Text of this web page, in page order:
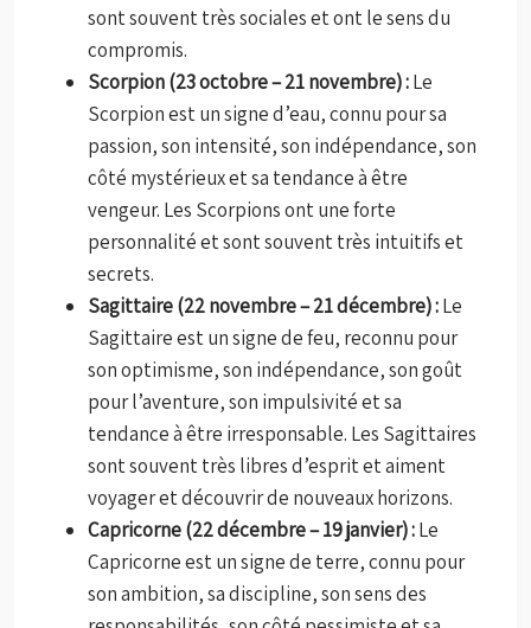
sont souvent très sociales et ont le sens du
compromis.
Scorpion (23 octobre – 21 novembre) :Le
Scorpion est un signe d’eau, connu pour sa
passion, son intensité, son indépendance, son
côté mystérieux et sa tendance à être
vengeur. Les Scorpions ont une forte
personnalité et sont souvent très intuitifs et
secrets.
Sagittaire (22 novembre – 21 décembre) :Le
Sagittaire est un signe de feu, reconnu pour
son optimisme, son indépendance, son goût
pour l’aventure, son impulsivité et sa
tendance à être irresponsable. Les Sagittaires
sont souvent très libres d’esprit et aiment
voyager et découvrir de nouveaux horizons.
Capricorne (22 décembre – 19 janvier) :Le
Capricorne est un signe de terre, connu pour
son ambition, sa discipline, son sens des